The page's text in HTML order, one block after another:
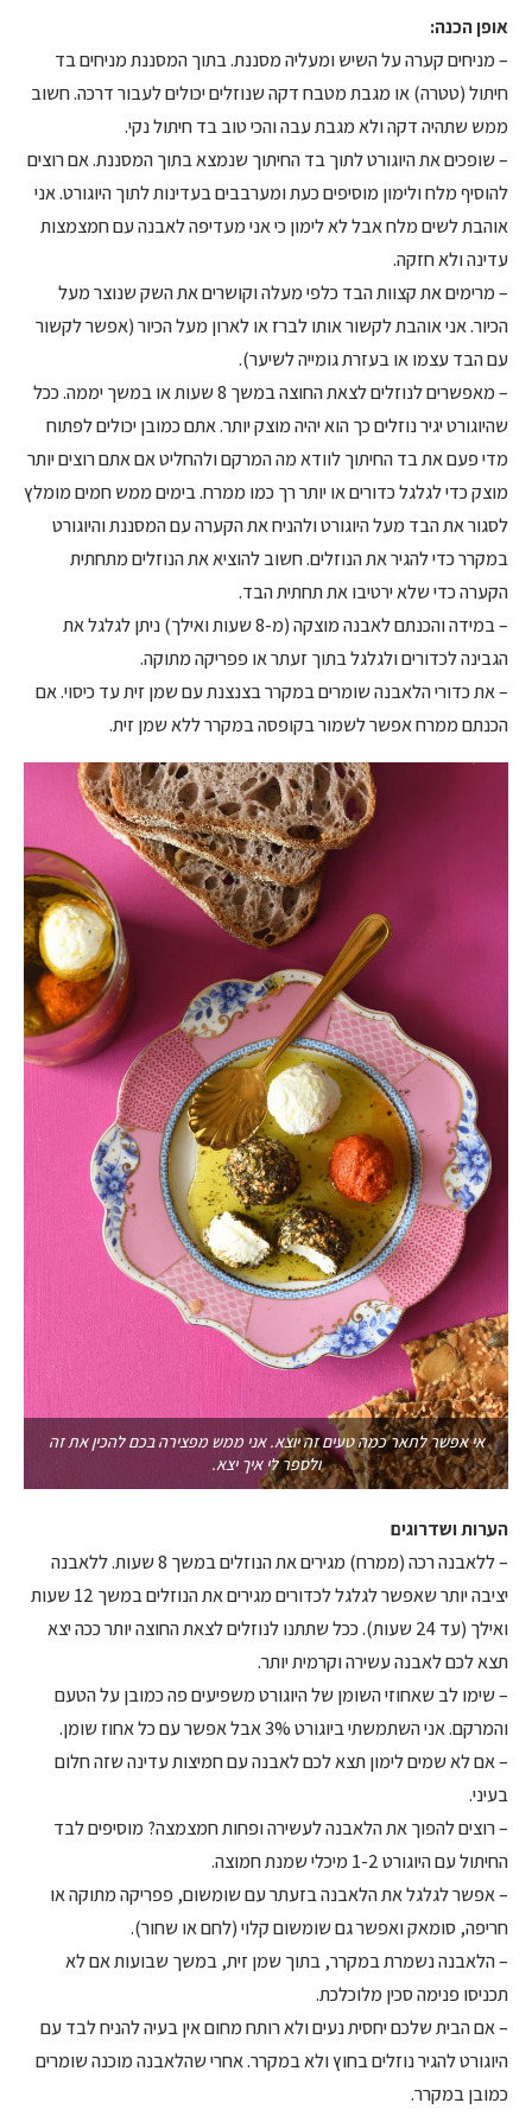
אופן הכנה:
– מניחים קערה על השיש ומעליה מסננת. בתוך המסננת מניחים בד
חיתול (טטרה) או מגבת מטבח דקה שנוזלים יכולים לעבור דרכה. חשוב
ממש שתהיה דקה ולא מגבת עבה והכי טוב בד חיתול נקי.
– שופכים את היוגורט לתוך בד החיתוך שנמצא בתוך המסננת. אם רוצים
להוסיף מלח ולימון מוסיפים כעת ומערבבים בעדינות לתוך היוגורט. אני
אוהבת לשים מלח אבל לא לימון כי אני מעדיפה לאבנה עם חמצמצות
עדינה ולא חזקה.
– מרימים את קצוות הבד כלפי מעלה וקושרים את השק שנוצר מעל
הכיור. אני אוהבת לקשור אותו לברז או לארון מעל הכיור (אפשר לקשור
עם הבד עצמו או בעזרת גומייה לשיער).
– מאפשרים לנוזלים לצאת החוצה במשך 8 שעות או במשך יממה. ככל
שהיוגורט יגיר נוזלים כך הוא יהיה מוצק יותר. אתם כמובן יכולים לפתוח
מדי פעם את בד החיתוך לוודא מה המרקם ולהחליט אם אתם רוצים יותר
מוצק כדי לגלגל כדורים או יותר רך כמו ממרח. בימים ממש חמים מומלץ
לסגור את הבד מעל היוגורט ולהניח את הקערה עם המסננת והיוגורט
במקרר כדי להגיר את הנוזלים. חשוב להוציא את הנוזלים מתחתית
הקערה כדי שלא ירטיבו את תחתית הבד.
– במידה והכנתם לאבנה מוצקה (מ-8 שעות ואילך) ניתן לגלגל את
הגבינה לכדורים ולגלגל בתוך זעתר או פפריקה מתוקה.
– את כדורי הלאבנה שומרים במקרר בצנצנת עם שמן זית עד כיסוי. אם
הכנתם ממרח אפשר לשמור בקופסה במקרר ללא שמן זית.
אי אפשר לתאר כמה טעים זה יוצא. אני ממש מפצירה בכם להכין את זה
ולספר לי איך יצא.
הערות ושדרוגים
– ללאבנה רכה (ממרח) מגירים את הנוזלים במשך 8 שעות. ללאבנה
יציבה יותר שאפשר לגלגל לכדורים מגירים את הנוזלים במשך 12 שעות
ואילך (עד 24 שעות). ככל שתתנו לנוזלים לצאת החוצה יותר ככה יצא
תצא לכם לאבנה עשירה וקרמית יותר.
– שימו לב שאחוזי השומן של היוגורט משפיעים פה כמובן על הטעם
והמרקם. אני השתמשתי ביוגורט 3% אבל אפשר עם כל אחוז שומן.
– אם לא שמים לימון תצא לכם לאבנה עם חמיצות עדינה שזה חלום
בעיני.
– רוצים להפוך את הלאבנה לעשירה ופחות חמצמצה? מוסיפים לבד
החיתול עם היוגורט 1-2 מיכלי שמנת חמוצה.
– אפשר לגלגל את הלאבנה בזעתר עם שומשום, פפריקה מתוקה או
חריפה, סומאק ואפשר גם שומשום קלוי (לחם או שחור).
– הלאבנה נשמרת במקרר, בתוך שמן זית, במשך שבועות אם לא
תכניסו פנימה סכין מלוכלכת.
– אם הבית שלכם יחסית נעים ולא רותח מחום אין בעיה להניח לבד עם
היוגורט להגיר נוזלים בחוץ ולא במקרר. אחרי שהלאבנה מוכנה שומרים
כמובן במקרר.